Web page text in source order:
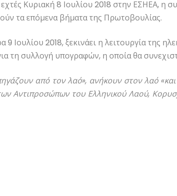
Κυριακή 8 Ιουλίου 2018 στην ΕΣΗΕΑ, η
τα επόμενα βήματα της Πρωτοβουλίας.
Ιουλίου 2018, ξεκινάει η λειτουργία της
τη συλλογή υπογραφών, η οποία θα
από τον λαό», ανήκουν στον λαό
Αντιπροσώπων του Ελληνικού Λαού,